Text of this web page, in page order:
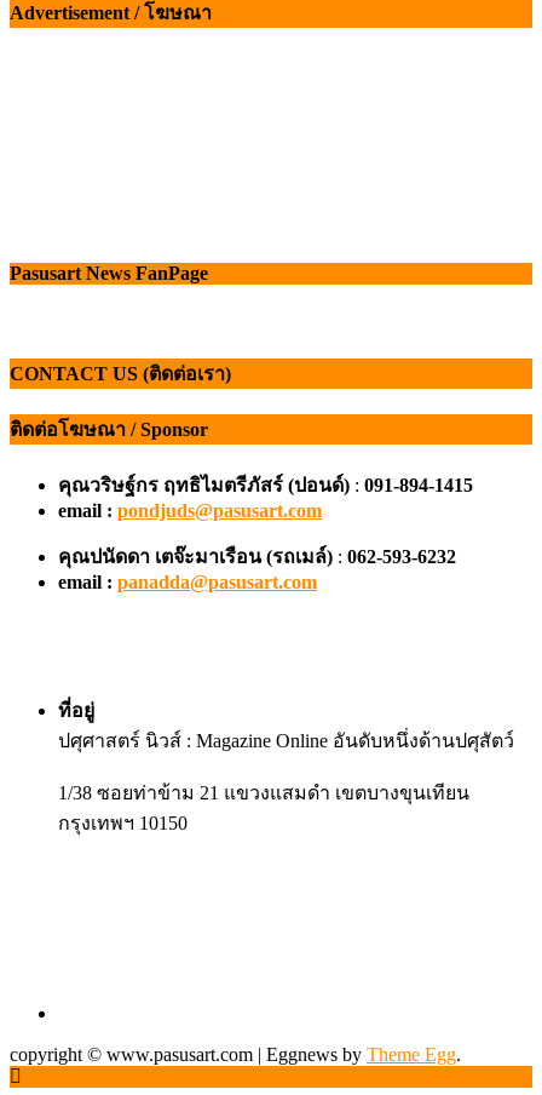
Advertisement / โฆษณา
Pasusart News FanPage
CONTACT US (ติดต่อเรา)
ติดต่อโฆษณา / Sponsor
คุณวริษฐ์กร ฤทธิไมตรีภัสร์ (ปอนด์) : 091-894-1415
email : pondjuds@pasusart.com
คุณปนัดดา เตจ๊ะมาเรือน (รถเมล์) : 062-593-6232
email : panadda@pasusart.com
ที่อยู่
ปศุศาสตร์ นิวส์ : Magazine Online อันดับหนึ่งด้านปศุสัตว์
1/38 ซอยท่าข้าม 21 แขวงแสมดำ เขตบางขุนเทียน
กรุงเทพฯ 10150
copyright © www.pasusart.com | Eggnews by Theme Egg.